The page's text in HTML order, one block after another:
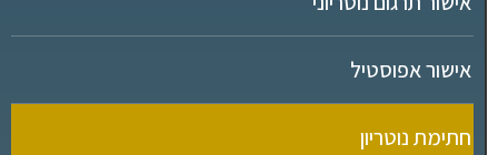
אישור אפוסטיל
חתימת נוטריון